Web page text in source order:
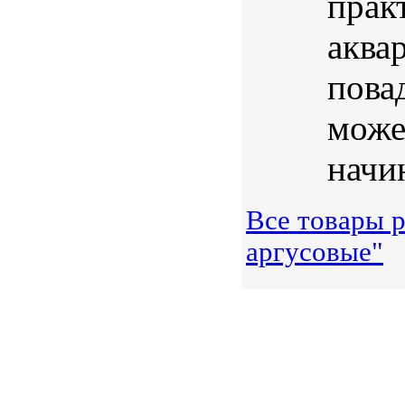
Все товары
аргусовые"